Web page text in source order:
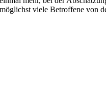
viele Betroffene von